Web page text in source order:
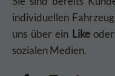
individuellen
uns über ein Likeoder
sozialen Medien.